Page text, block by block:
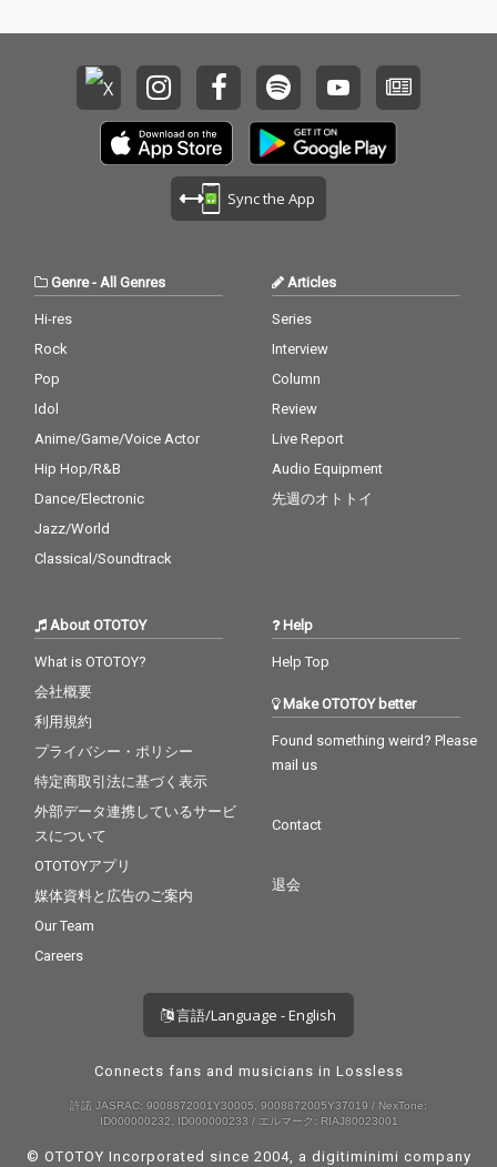
Sync the App
Genre- All Genres
Hi-res
Rock
Pop
Idol
Anime/Game/Voice Actor
Hip Hop/R&B
Dance/Electronic
Jazz/World
Classical/Soundtrack
Articles
Series
Interview
Column
Review
Live Report
Audio Equipment
先週のオトトイ
About OTOTOY
What is OTOTOY?
会社概要
利用規約
プライバシー・ポリシー
特定商取引法に基づく表示
外部データ連携しているサービ
スについて
OTOTOYアプリ
媒体資料と広告のご案内
Our Team
Careers
Help
Help Top
Make OTOTOY better
Found something weird? Please
mail us
Contact
退会
言語/Language - English
Connects fans and musicians in Lossless
許諾 JASRAC: 9008872001Y30005, 9008872005Y37019 / NexTone:
ID000000232, ID000000233 / エルマーク: RIAJ80023001
© OTOTOY Incorporated since 2004, a digitiminimi company